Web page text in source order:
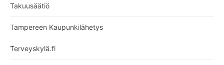
Takuusäätiö
Tampereen Kaupunkilähetys
Terveyskylä.fi